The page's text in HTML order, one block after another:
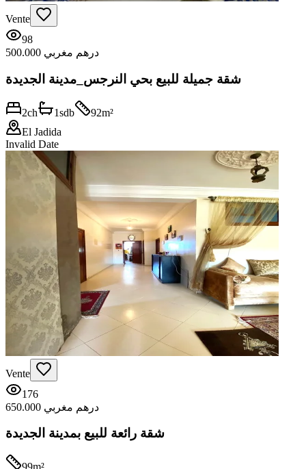
Vente
98
500.000 درهم مغربي
شقة جميلة للبيع بحي النرجس_مدينة الجديدة
2ch 1sdb 92m²
El Jadida
Invalid Date
Vente
176
650.000 درهم مغربي
شقة رائعة للبيع بمدينة الجديدة
99m²